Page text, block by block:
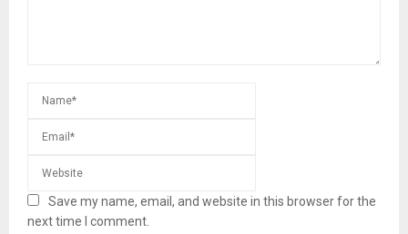
Save my name, email, and website in this browser for the
next time I comment.